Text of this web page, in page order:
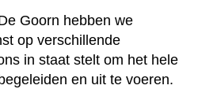
Goorn hebben we
op verschillende
in staat stelt om het hele
en uit te voeren.